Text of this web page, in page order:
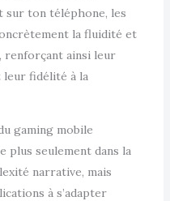
sur ton téléphone, les
la fluidité et
renforçant ainsi leur
leur fidélité à la
gaming mobile
plus seulement dans la
narrative, mais
à s’adapter